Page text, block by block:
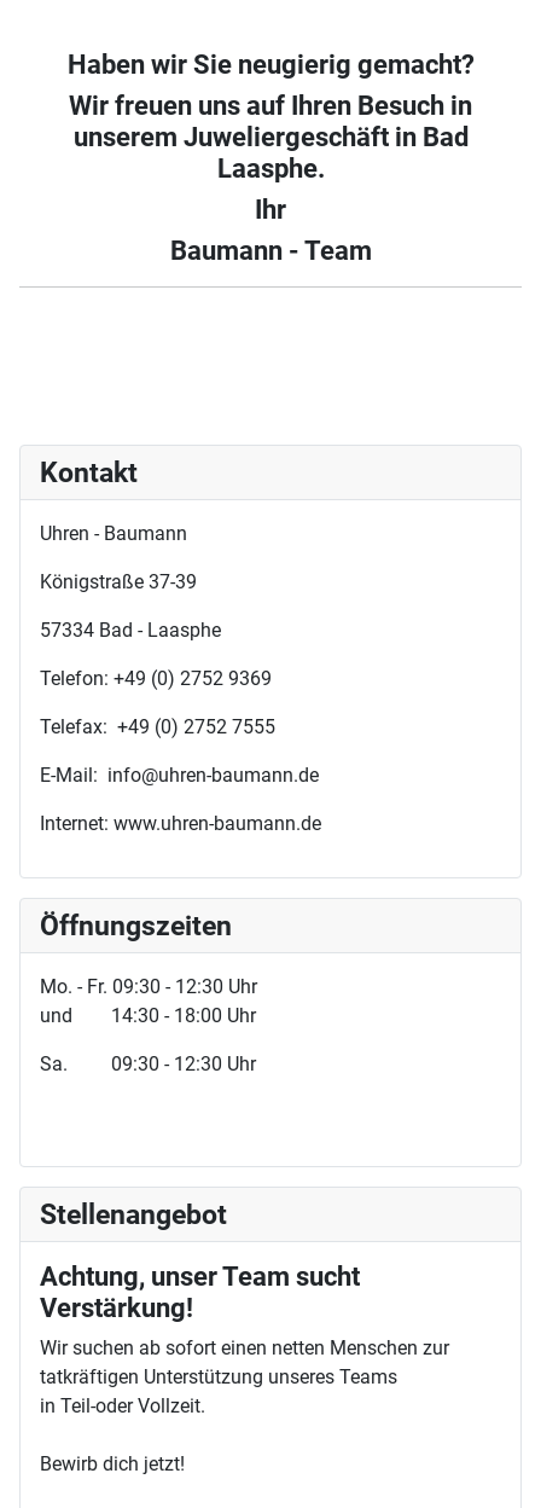
Haben wir Sie neugierig gemacht?
Wir freuen uns auf Ihren Besuch in
unserem Juweliergeschäft in Bad
Laasphe.
Ihr
Baumann - Team
Kontakt
Uhren - Baumann
Königstraße 37-39
57334 Bad - Laasphe
Telefon: +49 (0) 2752 9369
Telefax: +49 (0) 2752 7555
E-Mail: info@uhren-baumann.de
Internet: www.uhren-baumann.de
Öffnungszeiten
Mo. - Fr. 09:30 - 12:30 Uhr
und 14:30 - 18:00 Uhr
Sa. 09:30 - 12:30 Uhr
Stellenangebot
Achtung, unser Team sucht
Verstärkung!
Wir suchen ab sofort einen netten Menschen zur
tatkräftigen Unterstützung unseres Teams
in Teil-oder Vollzeit.
Bewirb dich jetzt!